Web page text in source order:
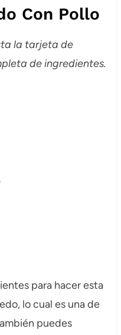
Con Pollo
la tarjeta de
de ingredientes.
para hacer esta
lo cual es una de
puedes